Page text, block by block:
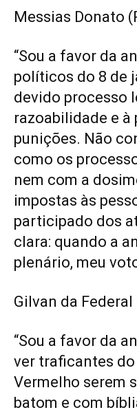
Messias Donato
“Sou a favor da
políticos do 8 de
devido processo
razoabilidade e
punições. Não
como os
nem com a
impostas às
participado dos
clara: quando a
plenário, meu
Gilvan da Federal
“Sou a favor da
ver traficantes do
Vermelho serem
batom e com